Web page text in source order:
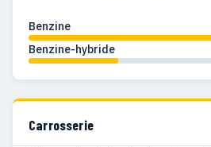
1978 2
1977 2
1976 1
1975
Benzine
Benzine-hybride
Carrosserie